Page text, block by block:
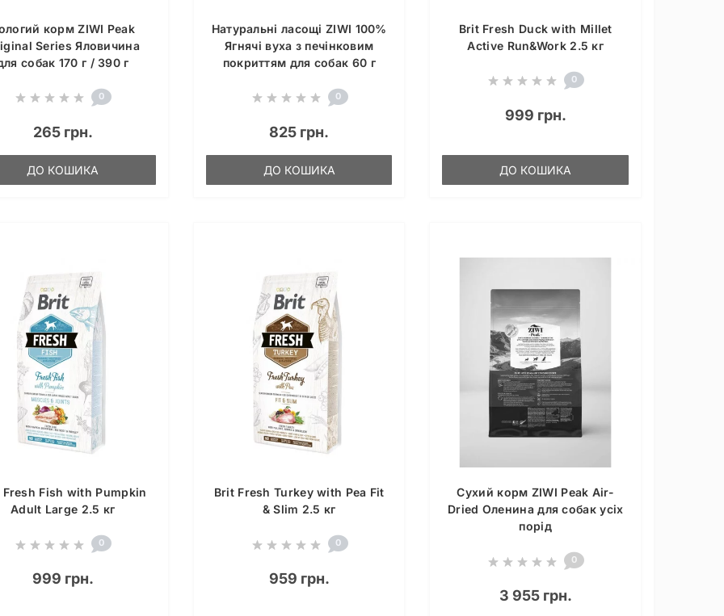
корм ZIWI Peak
Series Яловичина
собак 170 г / 390 г
0
265 грн.
ДО КОШИКА
Натуральні ласощі ZIWI 100%
Ягнячі вуха з печінковим
покриттям для собак 60 г
0
825 грн.
ДО КОШИКА
Brit Fresh Duck with Millet
Active Run&Work 2.5 кг
0
999 грн.
ДО КОШИКА
Fish with Pumpkin
Adult Large 2.5 кг
0
999 грн.
Brit Fresh Turkey with Pea Fit
& Slim 2.5 кг
0
959 грн.
Сухий корм ZIWI Peak Air-
Dried Оленина для собак усіх
порід
0
3 955 грн.